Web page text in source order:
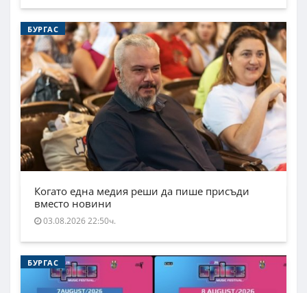
БУРГАС
Когато една медия реши да пише присъди
вместо новини
03.08.2026 22:50ч.
БУРГАС